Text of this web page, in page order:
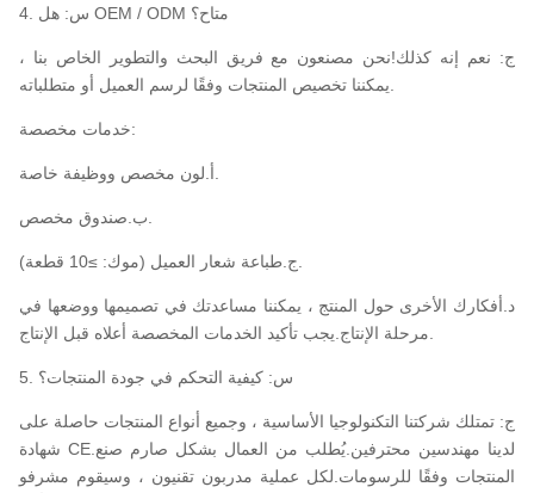
4. س: هل OEM / ODM متاح؟
ج: نعم إنه كذلك!نحن مصنعون مع فريق البحث والتطوير الخاص بنا ،
خدمات مخصصة:
د.أفكارك الأخرى حول المنتج ، يمكننا مساعدتك في تصميمها ووضعها في
5. س: كيفية التحكم في جودة المنتجات؟
ج: تمتلك شركتنا التكنولوجيا الأساسية ، وجميع أنواع المنتجات حاصلة على
شهادة CE.لدينا مهندسين محترفين.يُطلب من العمال بشكل صارم صنع
المنتجات وفقًا للرسومات.لكل عملية مدربون تقنيون ، وسيقوم مشرفو